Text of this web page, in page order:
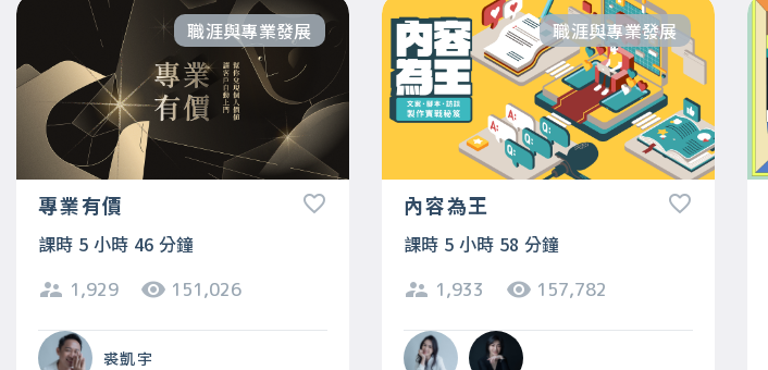
職涯與專業發展
專業有價
課時 5 小時 46 分鐘
1,929 151,026
裘凱宇
職涯與專業發展
內容為王
課時 5 小時 58 分鐘
1,933 157,782